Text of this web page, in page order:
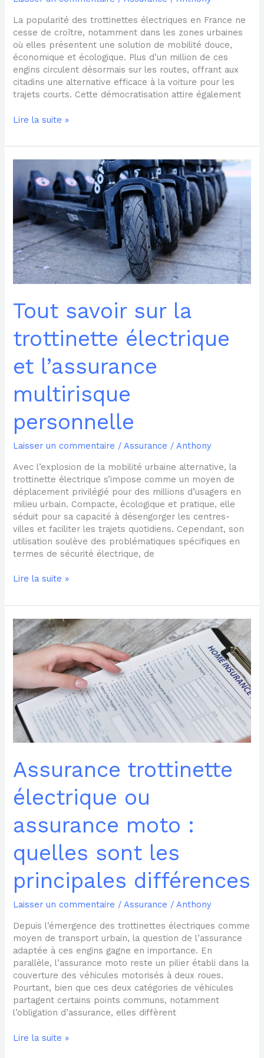
La popularité des trottinettes électriques en France ne
cesse de croître, notamment dans les zones urbaines
où elles présentent une solution de mobilité douce,
économique et écologique. Plus d’un million de ces
engins circulent désormais sur les routes, offrant aux
citadins une alternative efficace à la voiture pour les
trajets courts. Cette démocratisation attire également
Lire la suite »
Tout savoir sur la
trottinette électrique
et l’assurance
multirisque
personnelle
Laisser un commentaire /Assurance /Anthony
Avec l’explosion de la mobilité urbaine alternative, la
trottinette électrique s’impose comme un moyen de
déplacement privilégié pour des millions d’usagers en
milieu urbain. Compacte, écologique et pratique, elle
séduit pour sa capacité à désengorger les centres-
villes et faciliter les trajets quotidiens. Cependant, son
utilisation soulève des problématiques spécifiques en
termes de sécurité électrique, de
savoir
sur
la
trottinette
électrique
et
l’assurance
multirisque
personnelle
Lire la suite »
Assurance trottinette
électrique ou
assurance moto :
quelles sont les
principales différences
Laisser un commentaire /Assurance /Anthony
Depuis l’émergence des trottinettes électriques comme
moyen de transport urbain, la question de l’assurance
adaptée à ces engins gagne en importance. En
parallèle, l’assurance moto reste un pilier établi dans la
couverture des véhicules motorisés à deux roues.
Pourtant, bien que ces deux catégories de véhicules
partagent certains points communs, notamment
l’obligation d’assurance, elles diffèrent
Assurance
trottinette
électrique
assurance
moto
:
quelles
sont
différences
Lire la suite »